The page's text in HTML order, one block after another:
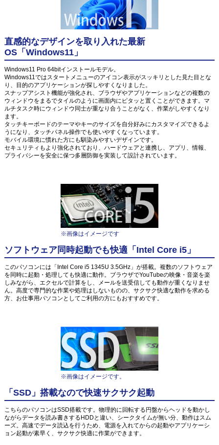
直感的なデザインを取り入れた最新
OS「Windows11」
Windows11 Pro 64bitインストールモデル。
Windows11ではスタートメニューのアイコン表示がスッキリとした見た目とな
り、目的のアプリケーションが探しやすくなりました。
スナップアシスト機能が強化され、ブラウザやアプリケーションなどの複数の
ウィンドウをまるでタイルのように画面内にピタッと置くことができます。マ
ルチタスク時にウィンドウ同士が重なり合うことがなく、作業がしやすくなり
ます。
タッチキーボードのテーマやキーのサイズを自分好みにカスタマイズできるよ
うになり、タッチパネル操作でも使いやすくなっています。
モバイル環境に慣れた方にも馴染みやすいデザインです。
セキュリティもより強化されており、ハードウェアと連携し、アプリ、情報、
プライバシーを安全に保つ多層防御を実装して設計されています。
※画像はイメージです
ソフトウェア同時起動でも快適「Intel Core i5」
このパソコンには「Intel Core i5 1345U 3.5GHz」が搭載。複数のソフトウェア
を同時に起動・処理しても快適に動作。ブラウザでYouTubeの映像・音楽を楽
しみながら、エクセルで計算をし、メールを送受信しても動作が重くなりませ
ん。高度で専門的な作業や処理はしないものの、サクサク快適な動作を求める
方、お仕事用パソコンとしてご利用の方にもおすすめです。
※画像はイメージです。
「SSD」搭載なので快速サクサク起動
こちらのパソコンはSSD搭載です。物理的に回転する円盤からヘッドを動かし
ながらデータを読み書きするHDDと違い、シークタイムが無い分、動作はスム
ーズ。高速でデータ読込を行うため、電源を入れてからの起動やアプリケーシ
ョン起動が素早く、サクサク快適に作業ができます。